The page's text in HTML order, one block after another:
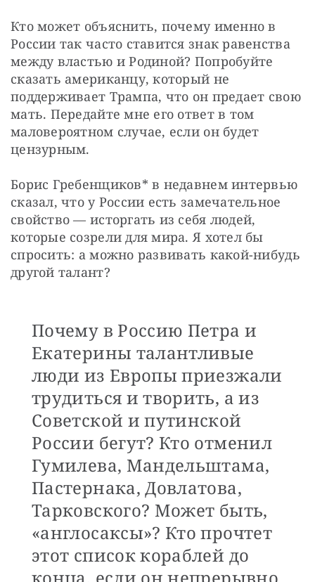
Кто может объяснить, почему именно в
России так часто ставится знак равенства
между властью и Родиной? Попробуйте
сказать американцу, который не
поддерживает Трампа, что он предает свою
мать. Передайте мне его ответ в том
маловероятном случае, если он будет
цензурным.
Борис Гребенщиков* в недавнем интервью
сказал, что у России есть замечательное
свойство — исторгать из себя людей,
которые созрели для мира. Я хотел бы
спросить: а можно развивать какой-нибудь
другой талант?
Почему в Россию Петра и
Екатерины талантливые
люди из Европы приезжали
трудиться и творить, а из
Советской и путинской
России бегут? Кто отменил
Гумилева, Мандельштама,
Пастернака, Довлатова,
Тарковского? Может быть,
«англосаксы»? Кто прочтет
этот список кораблей до
конца, если он непрерывно